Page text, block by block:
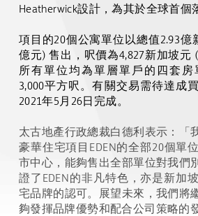
Heatherwick設計，為其於全球首個
項目的20個公寓單位以總值2.93億
億元)售出，呎價為4,827新加坡元
所有單位均為單層單戶的四套房
3,000平方呎。有關交易需待達成
2021年5月 26日完成。
太古地產行政總裁白德利表示：「
豪華住宅項目 EDEN的全部20個單
市中心，能夠售出全部單位對我們
證了 EDEN的非凡特色，亦是新加
宅品牌的認可。展望未來，我們將
夠發揮品牌優勢和配合公司策略的